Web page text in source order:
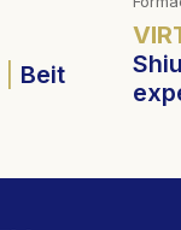
Beit